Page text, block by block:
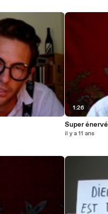
1:26
Super énervé
il y a 11 ans